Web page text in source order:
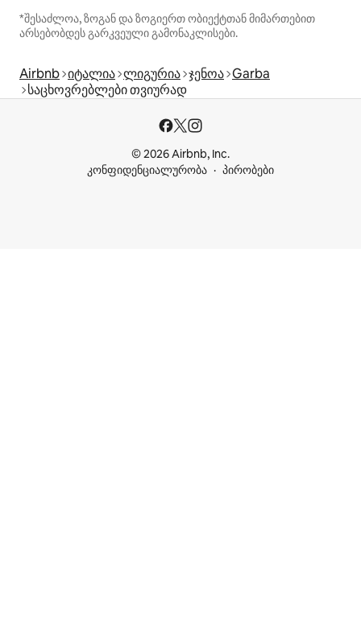
*შესაძლოა, ზოგან და ზოგიერთ ობიექტთან მიმართებით
არსებობდეს გარკვეული გამონაკლისები.
Airbnb იტალია ლიგურია ჯენოა Garba
საცხოვრებლები თვიურად
© 2026 Airbnb, Inc.
კონფიდენციალურობა
პირობები